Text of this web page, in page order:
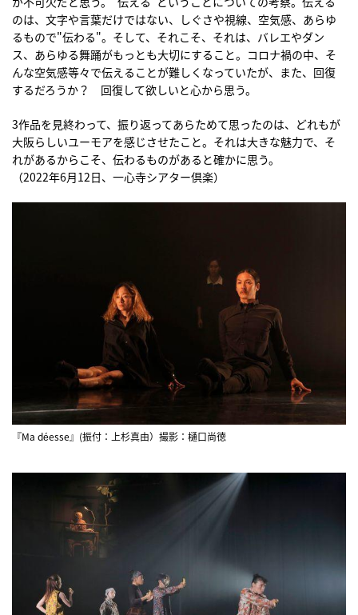
のは、文字や言葉だけではない、しぐさや視線、空気感、あらゆ
るもので"伝わる"。そして、それこそ、それは、バレエやダン
ス、あらゆる舞踊がもっとも大切にすること。コロナ禍の中、そ
んな空気感等々で伝えることが難しくなっていたが、また、回復
するだろうか？ 回復して欲しいと心から思う。
3作品を見終わって、振り返ってあらためて思ったのは、どれもが
大阪らしいユーモアを感じさせたこと。それは大きな魅力で、そ
れがあるからこそ、伝わるものがあると確かに思う。
（2022年6月12日、一心寺シアター倶楽）
『Ma déesse』(振付：上杉真由）撮影：樋口尚徳